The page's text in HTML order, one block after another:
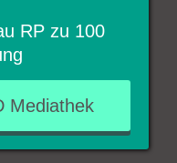
RP zu 100
Mediathek